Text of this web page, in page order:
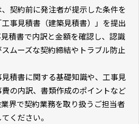
契約前に発注者が提示した条件を
事見積書（建築見積書）」を提出
積書で内訳と金額を確認し、認識
ムーズな契約締結やトラブル防止
積書に関する基礎知識や、工事見
の内訳、書類作成のポイントなど
界で契約業務を取り扱うご担当者
ください。